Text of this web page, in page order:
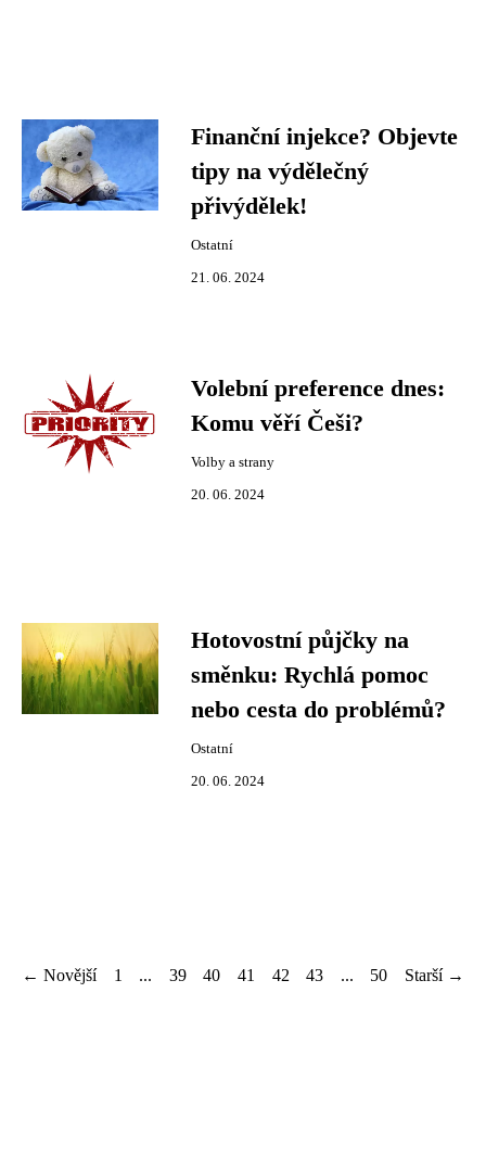
Finanční injekce? Objevte
tipy na výdělečný
přivýdělek!
Ostatní
21. 06. 2024
Volební preference dnes:
Komu věří Češi?
Volby a strany
20. 06. 2024
Hotovostní půjčky na
směnku: Rychlá pomoc
nebo cesta do problémů?
Ostatní
20. 06. 2024
← Novější 1 ... 39 40 41 42 43 ... 50 Starší →